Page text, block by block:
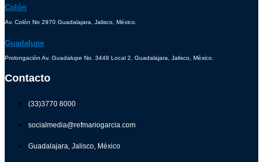
Colón
Av. Colón No 2970 Guadalajara, Jalisco, México.
Guadalupe
Prolongación Av. Guadalupe No. 3449 Local 2, Guadalajara, Jalisco, México.
Contacto
(33)3770 8000
socialmedia@refmariogarcia.com
Guadalajara, Jalisco, México